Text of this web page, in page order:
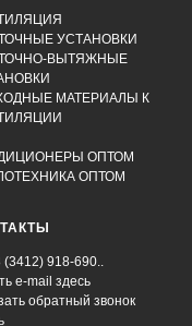
УСТАНОВКИ
ВЫТЯЖНЫЕ
МАТЕРИАЛЫ К
ОПТОМ
ОПТОМ
(3412) 918-690..
e-mail здесь
обратный звонок